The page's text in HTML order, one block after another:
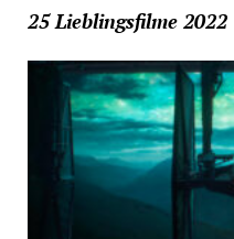
25 Lieblingsfilme 2022